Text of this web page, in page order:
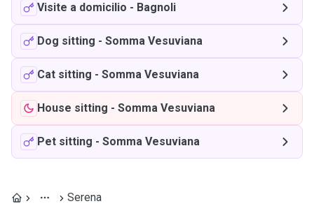
Visite a domicilio - Bagnoli
Dog sitting - Somma Vesuviana
Cat sitting - Somma Vesuviana
House sitting - Somma Vesuviana
Pet sitting - Somma Vesuviana
Serena